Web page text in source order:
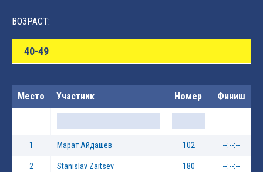
ВОЗРАСТ:
40-49
Место Участник Номер Финиш
1 Марат Айдашев 102 --:--:--
2 Stanislav Zaitsev 180 --:--:--